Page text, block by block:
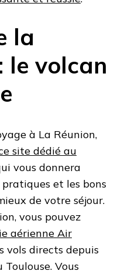
la
le volcan
à La Réunion,
site dédié au
vous donnera
et les bons
de votre séjour.
vous pouvez
aérienne Air
vols directs depuis
Toulouse. Vous